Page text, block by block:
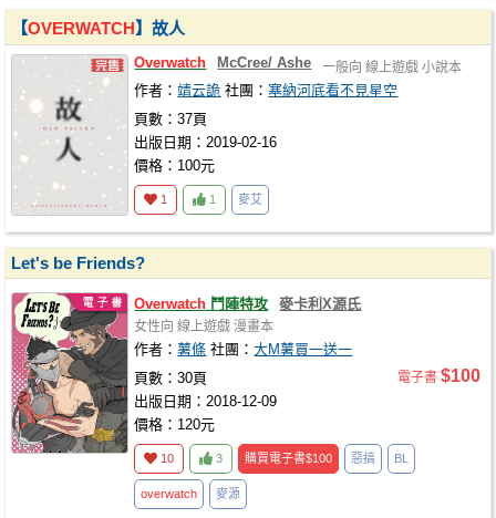
【OVERWATCH】故人
Overwatch McCree/ Ashe 一般向 線上遊戲 小說本
作者：靖云詭 社團：塞納河底看不見星空
頁數：37頁
出版日期：2019-02-16
價格：100元
1 1 麥艾
Let's be Friends?
Overwatch 鬥陣特攻 麥卡利X源氏
女性向 線上遊戲 漫畫本
作者：薯條 社團：大M薯買一送一
頁數：30頁
出版日期：2018-12-09
價格：120元
電子書 $100
10 3 購買電子書$100 惡搞 BL
overwatch 麥源